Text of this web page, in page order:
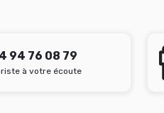
94 76 08 79
à votre écoute